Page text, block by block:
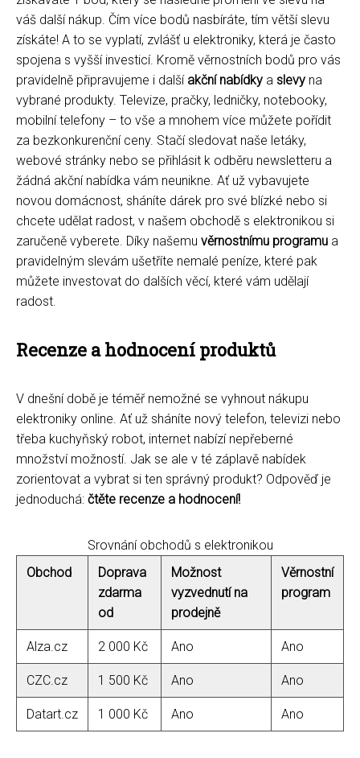
váš další nákup. Čím více bodů nasbíráte, tím větší slevu
získáte! A to se vyplatí, zvlášť u elektroniky, která je často
spojena s vyšší investicí. Kromě věrnostních bodů pro vás
pravidelně připravujeme i další akční nabídky a slevy na
vybrané produkty. Televize, pračky, ledničky, notebooky,
mobilní telefony – to vše a mnohem více můžete pořídit
za bezkonkurenční ceny. Stačí sledovat naše letáky,
webové stránky nebo se přihlásit k odběru newsletteru a
žádná akční nabídka vám neunikne. Ať už vybavujete
novou domácnost, sháníte dárek pro své blízké nebo si
chcete udělat radost, v našem obchodě s elektronikou si
zaručeně vyberete. Díky našemu věrnostnímu programu a
pravidelným slevám ušetříte nemalé peníze, které pak
můžete investovat do dalších věcí, které vám udělají
radost.
Recenze a hodnocení produktů
V dnešní době je téměř nemožné se vyhnout nákupu
elektroniky online. Ať už sháníte nový telefon, televizi nebo
třeba kuchyňský robot, internet nabízí nepřeberné
množství možností. Jak se ale v té záplavě nabídek
zorientovat a vybrat si ten správný produkt? Odpověď je
jednoduchá: čtěte recenze a hodnocení!
Srovnání obchodů s elektronikou
Obchod
Doprava
zdarma
od
Možnost
vyzvednutí na
prodejně
Věrnostní
program
Alza.cz 2 000 Kč Ano Ano
CZC.cz 1 500 Kč Ano Ano
Datart.cz 1 000 Kč Ano Ano